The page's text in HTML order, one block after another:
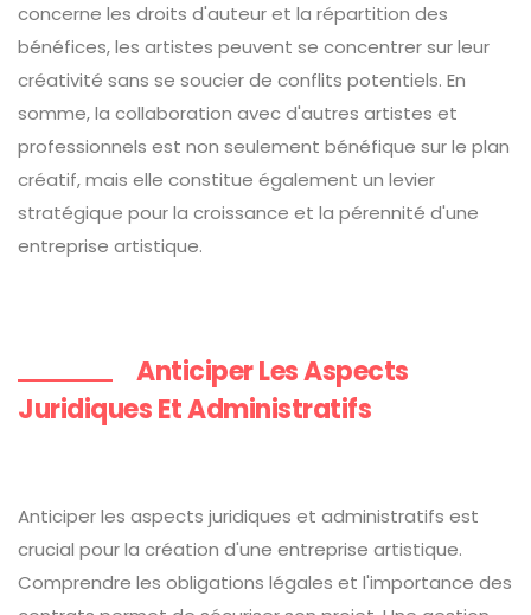
concerne les droits d'auteur et la répartition des
bénéfices, les artistes peuvent se concentrer sur leur
créativité sans se soucier de conflits potentiels. En
somme, la collaboration avec d'autres artistes et
professionnels est non seulement bénéfique sur le plan
créatif, mais elle constitue également un levier
stratégique pour la croissance et la pérennité d'une
entreprise artistique.
Anticiper Les Aspects
Juridiques Et Administratifs
Anticiper les aspects juridiques et administratifs est
crucial pour la création d'une entreprise artistique.
Comprendre les obligations légales et l'importance des